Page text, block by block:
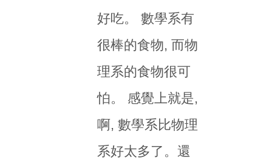
好吃。 數學系有
很棒的食物, 而物
理系的食物很可
怕。 感覺上就是,
啊, 數學系比物理
系好太多了。還